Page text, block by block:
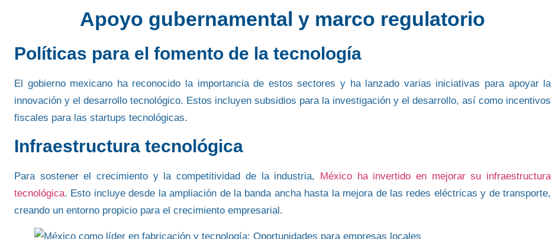
Apoyo gubernamental y marco regulatorio
Políticas para el fomento de la tecnología
El gobierno mexicano ha reconocido la importancia de estos sectores y ha lanzado varias iniciativas para apoyar la
innovación yel desarrollo tecnológico. Estos incluyen subsidios para la investigación y el desarrollo, así como incentivos
fiscales para las startups tecnológicas.
Infraestructura tecnológica
Para sostener el crecimiento y la competitividad de la industria,
México ha invertido en mejorar su infraestructura
tecnológica. Esto incluye desde la ampliación de la banda ancha hasta la mejora de las redes eléctricas y de transporte,
creando un entorno propicio para el crecimiento empresarial.